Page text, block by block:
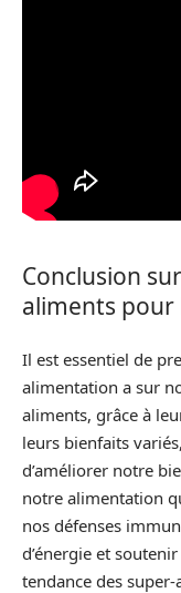
Conclusion
aliments pour
Il est essentiel de
alimentation a sur
aliments, grâce à
leurs bienfaits
d’améliorer notre
notre alimentation
nos défenses
d’énergie et
tendance des